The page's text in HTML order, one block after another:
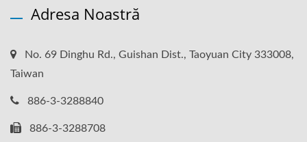
Adresa Noastră
No. 69 Dinghu Rd., Guishan Dist., Taoyuan City 333008,
Taiwan
886-3-3288840
886-3-3288708